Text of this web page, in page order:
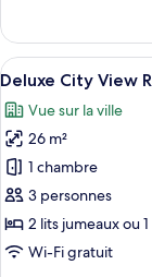
View
-
Twin
Deluxe
Pool
View
Twin
Afficher
toutes
les
photos
pour
ce
type
de
chambre :
15
Deluxe City View
Vue sur la ville
26 m²
1 chambre
3 personnes
2 lits jumeaux ou
Wi-Fi gratuit